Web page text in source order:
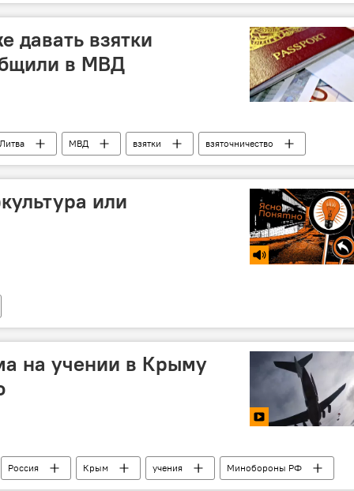
давать взятки
в МВД
Литва МВД взятки
взяточничество
или
на учении в Крыму
Россия Крым учения Минобороны РФ